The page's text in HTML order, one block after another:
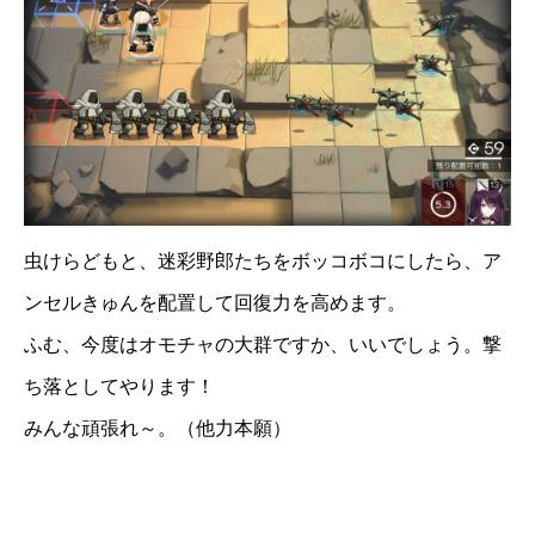
虫けらどもと、迷彩野郎たちをボッコボコにしたら、ア
ンセルきゅんを配置して回復力を高めます。
ふむ、今度はオモチャの大群ですか、いいでしょう。撃
ち落としてやります！
みんな頑張れ～。（他力本願）